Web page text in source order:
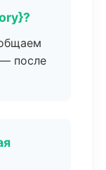
после